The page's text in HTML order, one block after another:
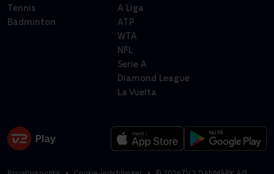
Tennis
Badminton
A Liga
ATP
WTA
NFL
Serie A
Diamond League
La Vuelta